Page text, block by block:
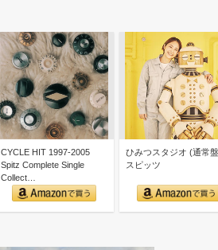
CYCLE HIT 1997-2005
Spitz Complete Single
Collect…
ひみつスタジオ (通常
スピッツ